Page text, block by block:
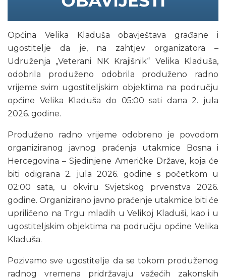
Općina Velika Kladuša obavještava građane i
ugostitelje da je, na zahtjev organizatora –
Udruženja „Veterani NK Krajišnik“ Velika Kladuša,
odobrila produženo odobrila produženo radno
vrijeme svim ugostiteljskim objektima na području
općine Velika Kladuša do 05:00 sati dana 2. jula
2026. godine.
Produženo radno vrijeme odobreno je povodom
organiziranog javnog praćenja utakmice Bosna i
Hercegovina – Sjedinjene Američke Države, koja će
biti odigrana 2. jula 2026. godine s početkom u
02:00 sata, u okviru Svjetskog prvenstva 2026.
godine. Organizirano javno praćenje utakmice biti će
upriličeno na Trgu mladih u Velikoj Kladuši, kao i u
ugostiteljskim objektima na području općine Velika
Kladuša.
Pozivamo sve ugostitelje da se tokom produženog
radnog vremena pridržavaju važećih zakonskih